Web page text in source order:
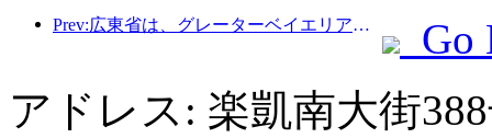
Prev:広東省は、グレーターベイエリアを世界クラスの観光地にするためのサービス産業能力拡大計画を発表した。
Go
アドレス: 楽凱南大街